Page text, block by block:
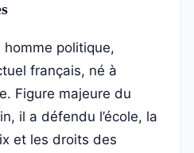
politique,
français, né à
Figure majeure du
il a défendu l’école, la
et les droits des